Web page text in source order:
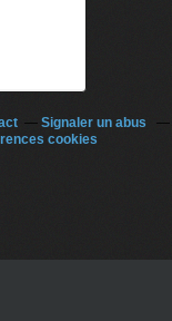
Signaler un abus
cookies